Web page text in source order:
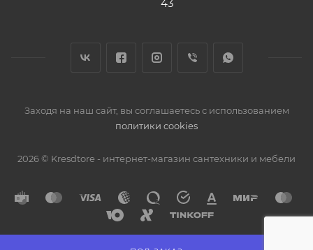
43
Заходя на наш сайт, вы соглашаетесь с использованием
политики cookies
2026 © Kresdtore - интернет-магазин сантехники и мебели